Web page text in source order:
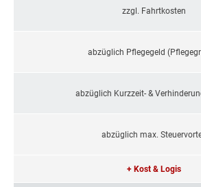
zzgl. Fahrtkosten
abzüglich Pflegegeld
abzüglich Kurzzeit- &
abzüglich max.
+ Kost & Logis